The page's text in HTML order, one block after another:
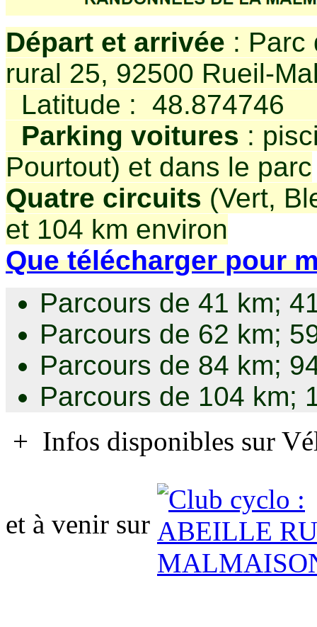
Départ et arrivée : Parc
rural 25, 92500 Rueil-
Latitude : 48.874746
Parking voitures :
Pourtout) et dans le parc
Quatre circuits (Vert,
et 104 km environ
Que télécharger pour
Parcours de 41 km;
Parcours de 62 km;
Parcours de 84 km;
Parcours de 104 km;
+ Infos disponibles sur
et à venir sur